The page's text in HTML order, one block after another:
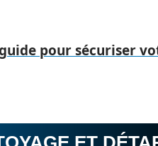
pour sécuriser